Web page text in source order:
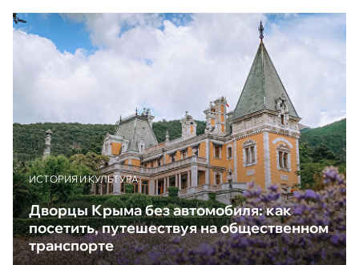
ИСТОРИЯ И КУЛЬТУРА
Дворцы Крыма без автомобиля: как
посетить, путешествуя на общественном
транспорте